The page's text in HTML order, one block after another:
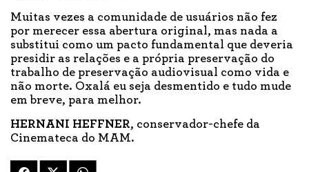
Muitas vezes a comunidade de usuários não fez
por merecer essa abertura original, mas nada a
substitui como um pacto fundamental que deveria
presidir as relações e a própria preservação do
trabalho de preservação audiovisual como vida e
não morte. Oxalá eu seja desmentido e tudo mude
em breve, para melhor.
HERNANI HEFFNER, conservador-chefe da
Cinemateca do MAM.